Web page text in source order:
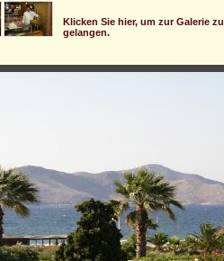
Klicken Sie hier, um zur Galerie zu
gelangen.